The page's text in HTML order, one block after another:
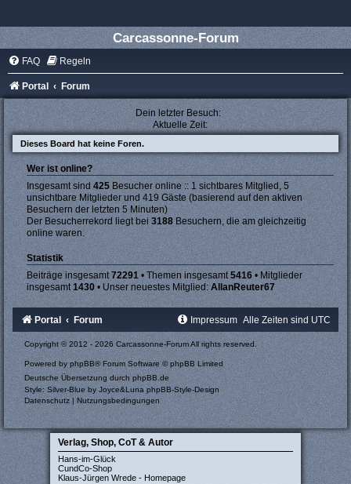
Carcassonne-Forum
FAQ Regeln
Portal Forum
Dein letzter Besuch:
Aktuelle Zeit:
Dieses Board hat keine Foren.
Wer ist online?
Insgesamt sind425Besucher online :: 1 sichtbares Mitglied, 5
unsichtbare Mitglieder und 419 Gäste (basierend auf den aktiven
Besuchern der letzten 5 Minuten)
Der Besucherrekord liegt bei3188Besuchern, die am gleichzeitig
online waren.
Statistik
Beiträge insgesamt72291• Themen insgesamt5416 • Mitglieder
insgesamt1430 • Unser neuestes Mitglied: AllanReuter67
Portal Forum Alle Zeiten sind UTC
Impressum
Copyright © 2012 - 2026 Carcassonne-Forum All rights reserved.
Powered by phpBB® Forum Software © phpBB Limited
Deutsche Übersetzung durch phpBB.de
Style: Silver-Blue by Joyce&Luna phpBB-Style-Design
Datenschutz | Nutzungsbedingungen
Verlag, Shop, CoT & Autor
Hans-im-Glück
CundCo-Shop
Klaus-Jürgen Wrede - Homepage